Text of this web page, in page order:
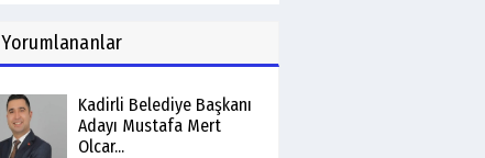
Yorumlananlar
Kadirli Belediye Başkanı
Adayı Mustafa Mert
Olcar...